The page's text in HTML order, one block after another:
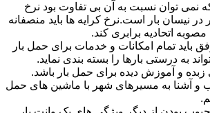
نمی توان نسبت به آن بی تفاوت بود نرخ
در نیسان بار است.نرخ کرایه ها باید منصفانه
اتحادیه برابری کند.
باید تمام امکانات و خدمات برای حمل بار
به درستی بارها را بسته بندی نماید.
زبده و آموزش دیده برای حمل بار باشد.
و آشنا به مسیرهای شهر با ماشین های حمل